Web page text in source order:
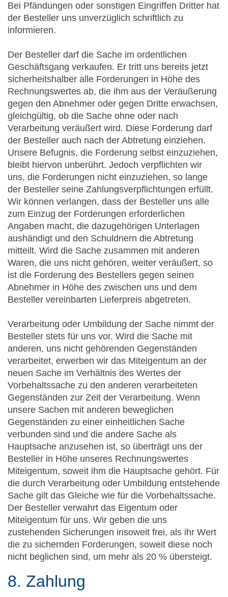
Bei Pfändungen oder sonstigen Eingriffen Dritter hat
der Besteller uns unverzüglich schriftlich zu
informieren.
Der Besteller darf die Sache im ordentlichen
Geschäftsgang verkaufen. Er tritt uns bereits jetzt
sicherheitshalber alle Forderungen in Höhe des
Rechnungswertes ab, die ihm aus der Veräußerung
gegen den Abnehmer oder gegen Dritte erwachsen,
gleichgültig, ob die Sache ohne oder nach
Verarbeitung veräußert wird. Diese Forderung darf
der Besteller auch nach der Abtretung einziehen.
Unsere Befugnis, die Forderung selbst einzuziehen,
bleibt hiervon unberührt. Jedoch verpflichten wir
uns, die Forderungen nicht einzuziehen, so lange
der Besteller seine Zahlungsverpflichtungen erfüllt.
Wir können verlangen, dass der Besteller uns alle
zum Einzug der Forderungen erforderlichen
Angaben macht, die dazugehörigen Unterlagen
aushändigt und den Schuldnern die Abtretung
mitteilt. Wird die Sache zusammen mit anderen
Waren, die uns nicht gehören, weiter veräußert, so
ist die Forderung des Bestellers gegen seinen
Abnehmer in Höhe des zwischen uns und dem
Besteller vereinbarten Lieferpreis abgetreten.
Verarbeitung oder Umbildung der Sache nimmt der
Besteller stets für uns vor. Wird die Sache mit
anderen, uns nicht gehörenden Gegenständen
verarbeitet, erwerben wir das Miteigentum an der
neuen Sache im Verhältnis des Wertes der
Vorbehaltssache zu den anderen verarbeiteten
Gegenständen zur Zeit der Verarbeitung. Wenn
unsere Sachen mit anderen beweglichen
Gegenständen zu einer einheitlichen Sache
verbunden sind und die andere Sache als
Hauptsache anzusehen ist, so überträgt uns der
Besteller in Höhe unseres Rechnungswertes
Miteigentum, soweit ihm die Hauptsache gehört. Für
die durch Verarbeitung oder Umbildung entstehende
Sache gilt das Gleiche wie für die Vorbehaltssache.
Der Besteller verwahrt das Eigentum oder
Miteigentum für uns. Wir geben die uns
zustehenden Sicherungen insoweit frei, als ihr Wert
die zu sichernden Forderungen, soweit diese noch
nicht beglichen sind, um mehr als 20 % übersteigt.
8. Zahlung